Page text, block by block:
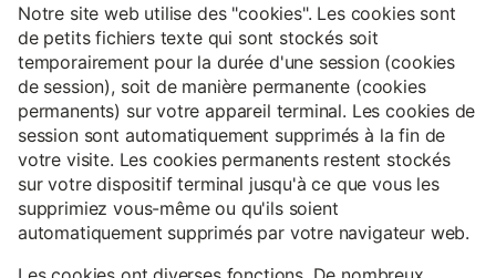
Notre site web utilise des "cookies". Les cookies sont
de petits fichiers texte qui sont stockés soit
temporairement pour la durée d'une session (cookies
de session), soit de manière permanente (cookies
permanents) sur votre appareil terminal. Les cookies de
session sont automatiquement supprimés à la fin de
votre visite. Les cookies permanents restent stockés
sur votre dispositif terminal jusqu'à ce que vous les
supprimiez vous-même ou qu'ils soient
automatiquement supprimés par votre navigateur web.